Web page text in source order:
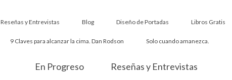
Reseñas y Entrevistas Blog Diseño de Portadas Libros Gratis
9 Claves para alcanzar la cima. Dan Rodson Solo cuando amanezca.
En Progreso Reseñas y Entrevistas